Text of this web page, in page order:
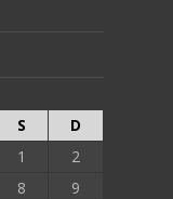
S
D
1
2
8
9